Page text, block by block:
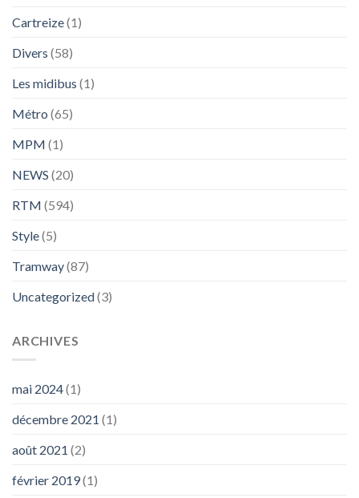
Cartreize(1)
Divers (58)
Les midibus (1)
Métro (65)
MPM (1)
NEWS (20)
RTM (594)
Style(5)
Tramway(87)
Uncategorized(3)
ARCHIVES
mai 2024(1)
décembre 2021 (1)
août 2021 (2)
février 2019(1)